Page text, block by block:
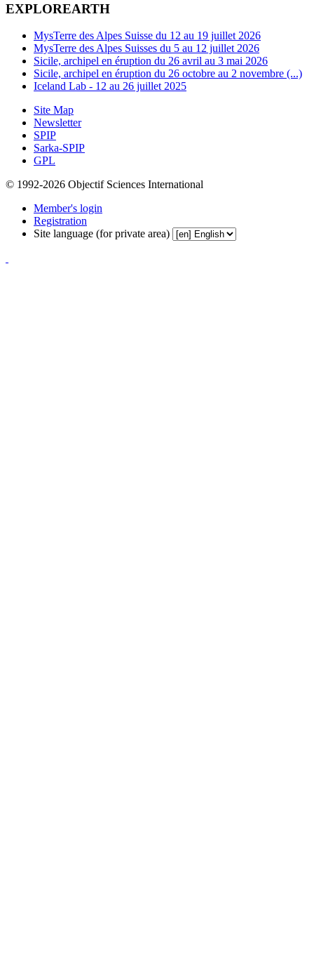
EXPLOREARTH
MysTerre des Alpes Suisse du 12 au 19 juillet 2026
MysTerre des Alpes Suisses du 5 au 12 juillet 2026
Sicile, archipel en éruption du 26 avril au 3 mai 2026
Sicile, archipel en éruption du 26 octobre au 2 novembre (...)
Iceland Lab - 12 au 26 juillet 2025
Site Map
Newsletter
SPIP
Sarka-SPIP
GPL
© 1992-2026 Objectif Sciences International
Member's login
Registration
Site language (for private area)